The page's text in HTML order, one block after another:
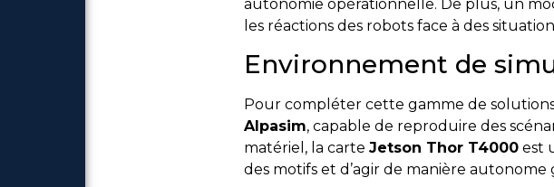
autonomie opérationnelle. De plus, un
les réactions des robots face à des
Environnement de
Pour compléter cette gamme de
Alpasim, capable de reproduire des
matériel, la carte Jetson Thor T4000 est
des motifs et d’agir de manière autonome